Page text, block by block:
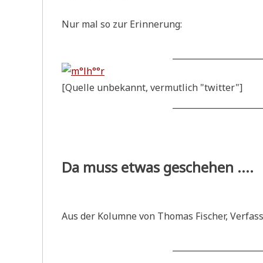
Nur mal so zur Erinnerung:
[Quel­le unbe­kannt, ver­mut­lich "twit­ter"]
Da muss etwas geschehen ....
Aus der Kolum­ne von Tho­mas Fischer,